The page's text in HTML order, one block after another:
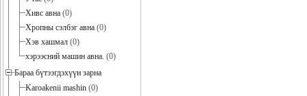
Хивс авна (0)
Хропны сэлбэг авна (0)
Хэв хашмал (0)
хэрээсний машин авна. (0)
Бараа бүтээгдэхүүн зарна
Karoakenii mashin (0)